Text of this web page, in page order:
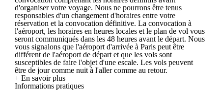
d'organiser votre voyage. Nous ne pourrons être tenus
responsables d'un changement d'horaires entre votre
réservation et la convocation définitive. La convocation à
l'aéroport, les horaires en heures locales et le plan de vol vous
seront communiqués dans les 48 heures avant le départ. Nous
vous signalons que l'aéroport d'arrivée à Paris peut être
différent de l'aéroport de départ et que les vols sont
susceptibles de faire l'objet d'une escale. Les vols peuvent
être de jour comme nuit à l'aller comme au retour.
+ En savoir plus
Informations pratiques